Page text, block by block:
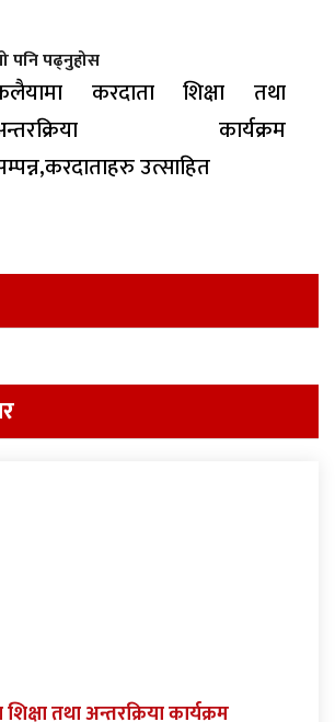
पनि पढ्नुहोस
करदाता शिक्षा तथा
कार्यक्रम
उत्साहित
तथा अन्तरक्रिया कार्यक्रम